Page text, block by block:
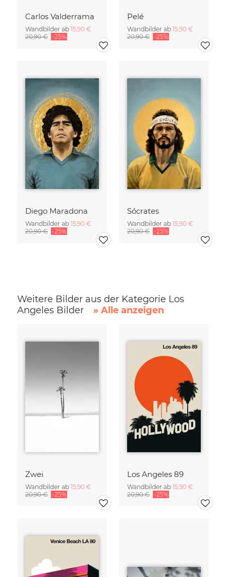
Carlos Valderrama
Wandbilder ab 15,90 €
20,90 € -25%
Pelé
Wandbilder ab 15,90 €
20,90 € -25%
Diego Maradona
Wandbilder ab 15,90 €
20,90 € -25%
Sócrates
Wandbilder ab 15,90 €
20,90 € -25%
Weitere Bilder aus der Kategorie Los
Angeles Bilder
» Alle anzeigen
Zwei
Wandbilder ab 15,90 €
20,90 € -25%
Los Angeles 89
Wandbilder ab 15,90 €
20,90 € -25%